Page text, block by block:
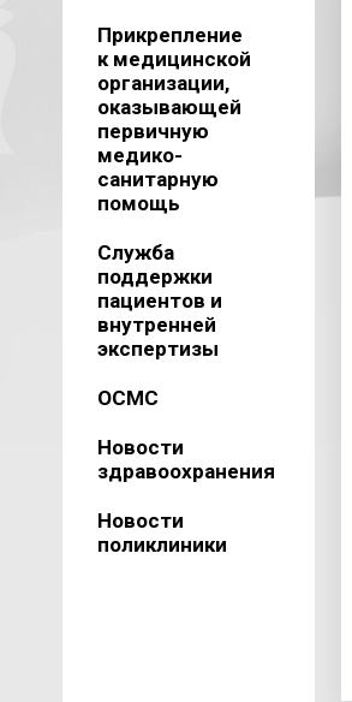
Прикрепление
к медицинской
организации,
оказывающей
первичную
медико-
санитарную
помощь
Служба
поддержки
пациентов и
внутренней
экспертизы
ОСМС
Новости
здравоохранения
Новости
поликлиники